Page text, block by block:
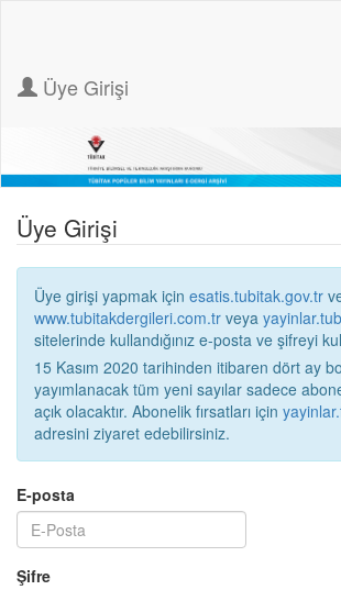
Üye Girişi
Üye Girişi
Üye girişi yapmak için esatis.tubitak.gov.tr
www.tubitakdergileri.com.tr veya
sitelerinde kullandığınız e-posta ve şifreyi
15 Kasım 2020 tarihinden itibaren dört ay
yayımlanacak tüm yeni sayılar sadece
açık olacaktır. Abonelik fırsatları için
adresini ziyaret edebilirsiniz.
E-posta
Şifre